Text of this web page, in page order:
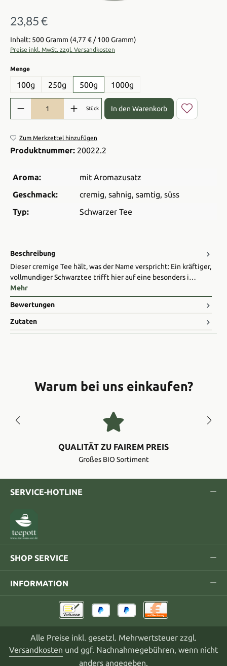
Regulärer Preis:
23,85 €
Inhalt: 500 Gramm (4,77 € / 100 Gramm)
Preise inkl. MwSt. zzgl. Versandkosten
Mengeauswählen
100g 250g 500g 1000g
Produkt Anzahl: Gib den gewünschten Wert ein oder benutze die
Stück In den Warenkorb
Zum Merkzettel hinzufügen
Produktnummer: 20022.2
Aroma:
mit Aromazusatz
Geschmack:
cremig, sahnig, samtig, süss
Typ:
Schwarzer Tee
Beschreibung
Dieser cremige Tee hält, was der Name verspricht: Ein kräftiger,
vollmundiger Schwarztee trifft hier auf eine besonders i…
Mehr
Bewertungen
Zutaten
Warum bei uns einkaufen?
QUALITÄT ZU FAIREM PREIS
Großes BIO Sortiment
SERVICE-HOTLINE
SHOP SERVICE
INFORMATION
Alle Preise inkl. gesetzl. Mehrwertsteuer zzgl.
Versandkosten und ggf. Nachnahmegebühren, wenn nicht
anders angegeben.